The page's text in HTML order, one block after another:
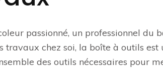
passionné, un professionnel du
travaux chez soi, la boîte à outils
des outils nécessaires pour